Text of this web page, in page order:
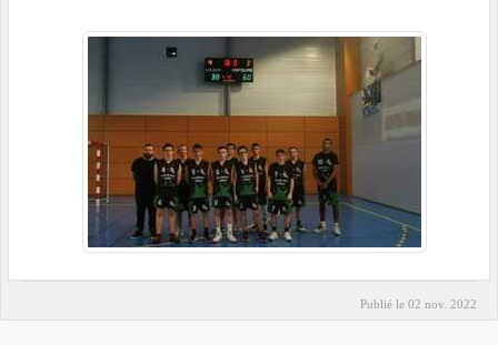
Publié le 02 nov. 2022